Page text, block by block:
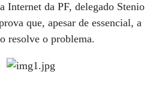
Internet da PF, delegado Stenio
que, apesar de essencial, a
resolve o problema.